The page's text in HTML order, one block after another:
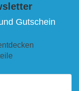
Gutschein